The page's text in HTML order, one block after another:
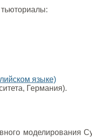
языке)
Германия).
моделирования